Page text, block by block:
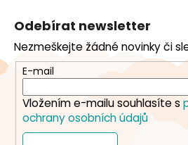
a
t
Odebírat newsletter
Nezmeškejte žádné novinky či
E-mail
Vložením e-mailu souhlasíte s
ochrany osobních údajů